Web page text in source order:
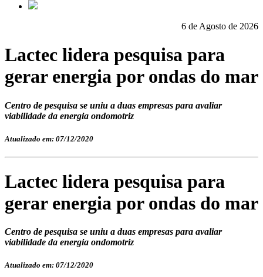
6 de Agosto de 2026
Lactec lidera pesquisa para
gerar energia por ondas do mar
Centro de pesquisa se uniu a duas empresas para avaliar
viabilidade da energia ondomotriz
Atualizado em: 07/12/2020
Lactec lidera pesquisa para
gerar energia por ondas do mar
Centro de pesquisa se uniu a duas empresas para avaliar
viabilidade da energia ondomotriz
Atualizado em: 07/12/2020